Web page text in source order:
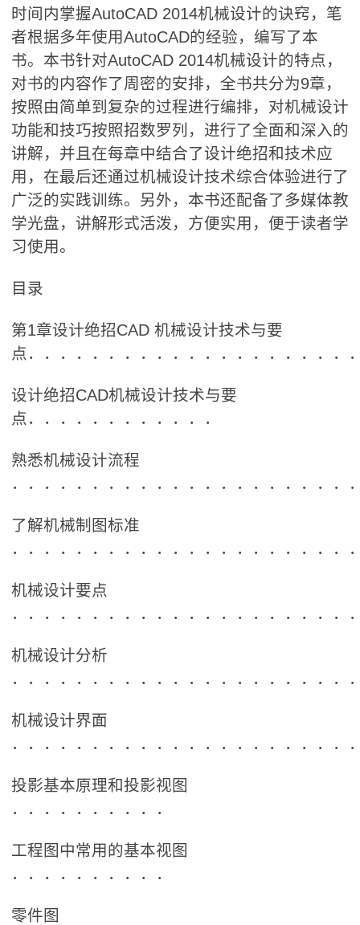
时间内掌握AutoCAD 2014机械设计的诀窍，笔
者根据多年使用AutoCAD的经验，编写了本
书。本书针对AutoCAD 2014机械设计的特点，
对书的内容作了周密的安排，全书共分为9章，
按照由简单到复杂的过程进行编排，对机械设计
功能和技巧按照招数罗列，进行了全面和深入的
讲解，并且在每章中结合了设计绝招和技术应
用，在最后还通过机械设计技术综合体验进行了
广泛的实践训练。另外，本书还配备了多媒体教
学光盘，讲解形式活泼，方便实用，便于读者学
习使用。
目录
第1章设计绝招CAD 机械设计技术与要
点．．．．．．．．．．．．．．．．．．．．
设计绝招CAD机械设计技术与要
点．．．．．．．．．．．．
熟悉机械设计流程
．．．．．．．．．．．．．．．．．．．．．
了解机械制图标准
．．．．．．．．．．．．．．．．．．．．．
机械设计要点
．．．．．．．．．．．．．．．．．．．．．
机械设计分析
．．．．．．．．．．．．．．．．．．．．．
机械设计界面
．．．．．．．．．．．．．．．．．．．．．
投影基本原理和投影视图
．．．．．．．．．．
工程图中常用的基本视图
．．．．．．．．．．
零件图